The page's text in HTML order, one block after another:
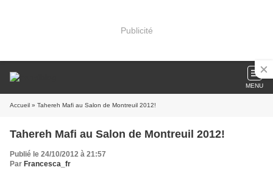
Publicité
MENU
Accueil » Tahereh Mafi au Salon de Montreuil 2012!
Tahereh Mafi au Salon de Montreuil 2012!
Publié le 24/10/2012 à 21:57
Par Francesca_fr